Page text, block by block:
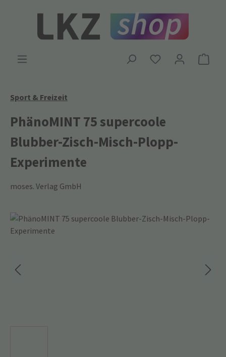
Zum Hauptinhalt springen
Sport & Freizeit
PhänoMINT 75 supercoole
Blubber-Zisch-Misch-Plopp-
Experimente
moses. Verlag GmbH
Bildergalerie überspringen